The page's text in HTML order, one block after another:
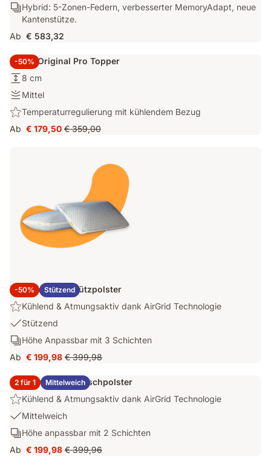
mit
ausgewogenem
Halt.
Hybrid:
Zonen-
Federn,
verbesserter
MemoryAdapt,
neue
Kantenstütze.
Hybrid: 5-Zonen-Federn, verbesserter MemoryAdapt, neue
Kantenstütze.
Ab € 583,32
-50%
Emma Original Pro Topper
Höhe:
8
cm
8 cm
Festigkeit:
Mittel
Mittel
Highlight:
Temperaturregulierung
mit
Temperaturregulierung mit kühlendem Bezug
Ab Preis
€ 179,50 Ursprünglicher
€ 359,00
-50% Stützend
2x Emma Elite Stützpolster
Highlight:
Kühlend
&
Atmungsaktiv
dank
Technologie
Kühlend & Atmungsaktiv dank AirGrid Technologie
USP
1:
Stützend
Stützend
Schichten:
Höhe
Anpassbar
mit
3
Schichten
Höhe Anpassbar mit 3 Schichten
Ab Preis
€ 199,98
€ 199,98 Ursprünglicher
Preis
€ 399,98
€ 399,98
2 für 1 Mittelweich
2x Emma Elite Flauschpolster
Highlight:
Kühlend
&
Atmungsaktiv
dank
Kühlend & Atmungsaktiv dank AirGrid Technologie
USP
1:
Mittelweich
Mittelweich
Schichten:
Höhe
anpassbar
Höhe anpassbar mit 2 Schichten
Ab Preis
€ 199,98 Ursprünglicher
€ 399,96